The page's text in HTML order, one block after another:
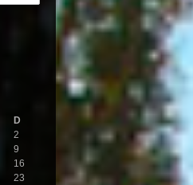
D
2
9
16
23